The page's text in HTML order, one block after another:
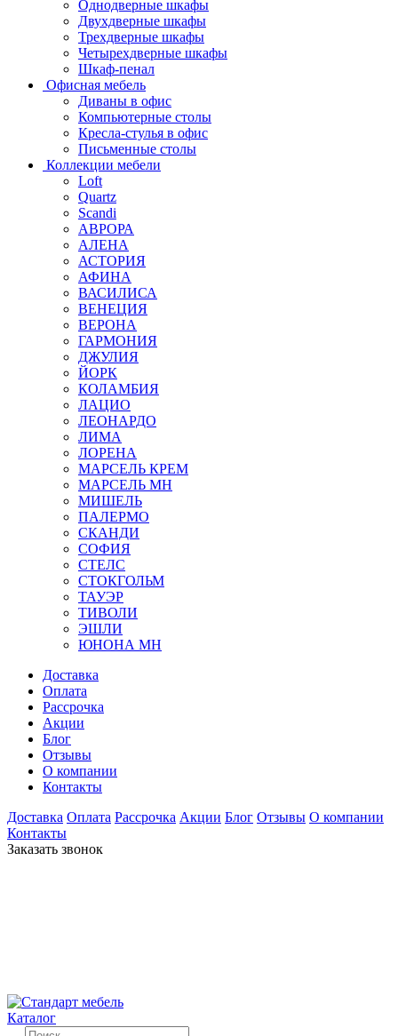
Однодверные шкафы
Двухдверные шкафы
Трехдверные шкафы
Четырехдверные шкафы
Шкаф-пенал
Офисная мебель
Диваны в офис
Компьютерные столы
Кресла-стулья в офис
Письменные столы
Коллекции мебели
Loft
Quartz
Scandi
АВРОРА
АЛЕНА
АСТОРИЯ
АФИНА
ВАСИЛИСА
ВЕНЕЦИЯ
ВЕРОНА
ГАРМОНИЯ
ДЖУЛИЯ
ЙОРК
КОЛАМБИЯ
ЛАЦИО
ЛЕОНАРДО
ЛИМА
ЛОРЕНА
МАРСЕЛЬ КРЕМ
МАРСЕЛЬ МН
МИШЕЛЬ
ПАЛЕРМО
СКАНДИ
СОФИЯ
СТЕЛС
СТОКГОЛЬМ
ТАУЭР
ТИВОЛИ
ЭШЛИ
ЮНОНА МН
Доставка
Оплата
Рассрочка
Акции
Блог
Отзывы
О компании
Контакты
Доставка Оплата Рассрочка Акции Блог Отзывы О компании
Контакты
Заказать звонок
Каталог